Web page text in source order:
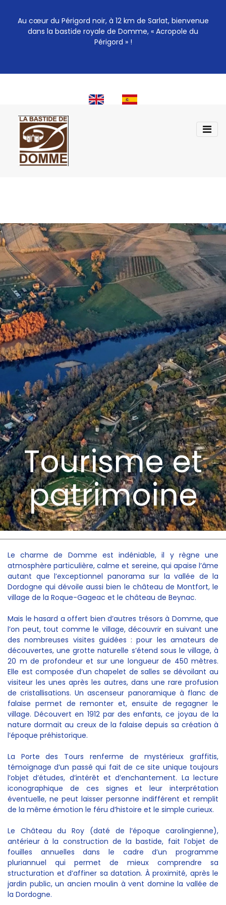
Au cœur du Périgord noir, à 12 km de Sarlat, bienvenue
dans la bastide royale de Domme, « Acropole du
Périgord » !
Tourisme et
patrimoine
Le charme de Domme est indéniable, il y règne une
atmosphère particulière, calme et sereine, qui apaise l’âme
autant que l’exceptionnel panorama sur la vallée de la
Dordogne qui dévoile aussi bien le château de Montfort, le
village de la Roque-Gageac et le château de Beynac.
Mais le hasard a offert bien d’autres trésors à Domme, que
l’on peut, tout comme le village, découvrir en suivant une
des nombreuses visites guidées : pour les amateurs de
découvertes, une grotte naturelle s’étend sous le village, à
20 m de profondeur et sur une longueur de 450 mètres.
Elle est composée d’un chapelet de salles se dévoilant au
visiteur les unes après les autres, dans une rare profusion
de cristallisations. Un ascenseur panoramique à flanc de
falaise permet de remonter et, ensuite de regagner le
village. Découvert en 1912 par des enfants, ce joyau de la
nature dormait au creux de la falaise depuis sa création à
l’époque préhistorique.
La Porte des Tours renferme de mystérieux graffitis,
témoignage d’un passé qui fait de ce site unique toujours
l’objet d’études, d’intérêt et d’enchantement. La lecture
iconographique de ces signes et leur interprétation
éventuelle, ne peut laisser personne indifférent et remplit
de la même émotion le féru d’histoire et le simple curieux.
Le Château du Roy (daté de l’époque carolingienne),
antérieur à la construction de la bastide, fait l’objet de
fouilles annuelles dans le cadre d’un programme
pluriannuel qui permet de mieux comprendre sa
structuration et d’affiner sa datation. À proximité, après le
jardin public, un ancien moulin à vent domine la vallée de
la Dordogne.